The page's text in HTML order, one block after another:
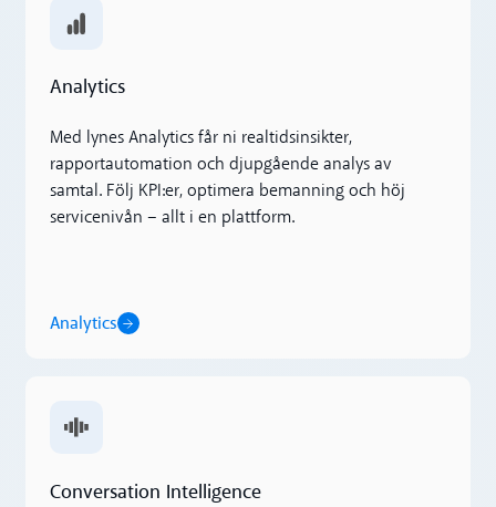
Analytics
Med lynes Analytics får ni realtidsinsikter,
rapportautomation och djupgående analys av
samtal. Följ KPI:er, optimera bemanning och höj
servicenivån – allt i en plattform.
Analytics
Analytics
Conversation Intelligence
Conversation Intelligence